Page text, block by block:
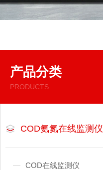
产品分类
PRODUCTS
COD氨氮在线监测仪
COD在线监测仪